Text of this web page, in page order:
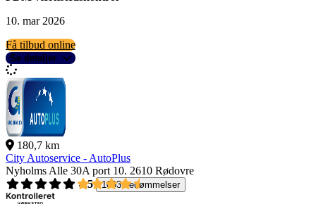
10. mar 2026
Få tilbud online
Se detaljer
180,7 km
City Autoservice - AutoPlus
Nyholms Alle 30A port 10. 2610 Rødovre
4,5
1093 bedømmelser